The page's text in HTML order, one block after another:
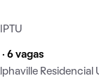
6 vagas
Residencial